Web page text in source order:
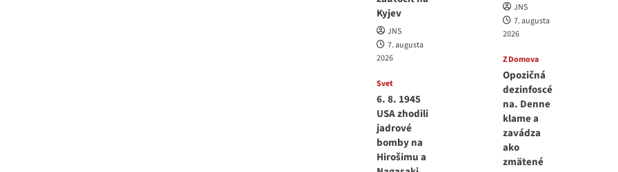
Kyjev
JNS
7. augusta
2026
Svet
6. 8. 1945
USA zhodili
jadrové
bomby na
Hirošimu a
JNS
7. augusta
2026
Z Domova
Opozičná
dezinfoscé
na. Denne
klame a
zavádza
ako
zmätené